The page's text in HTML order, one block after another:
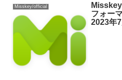
Misskey/official
フォー
2023年7